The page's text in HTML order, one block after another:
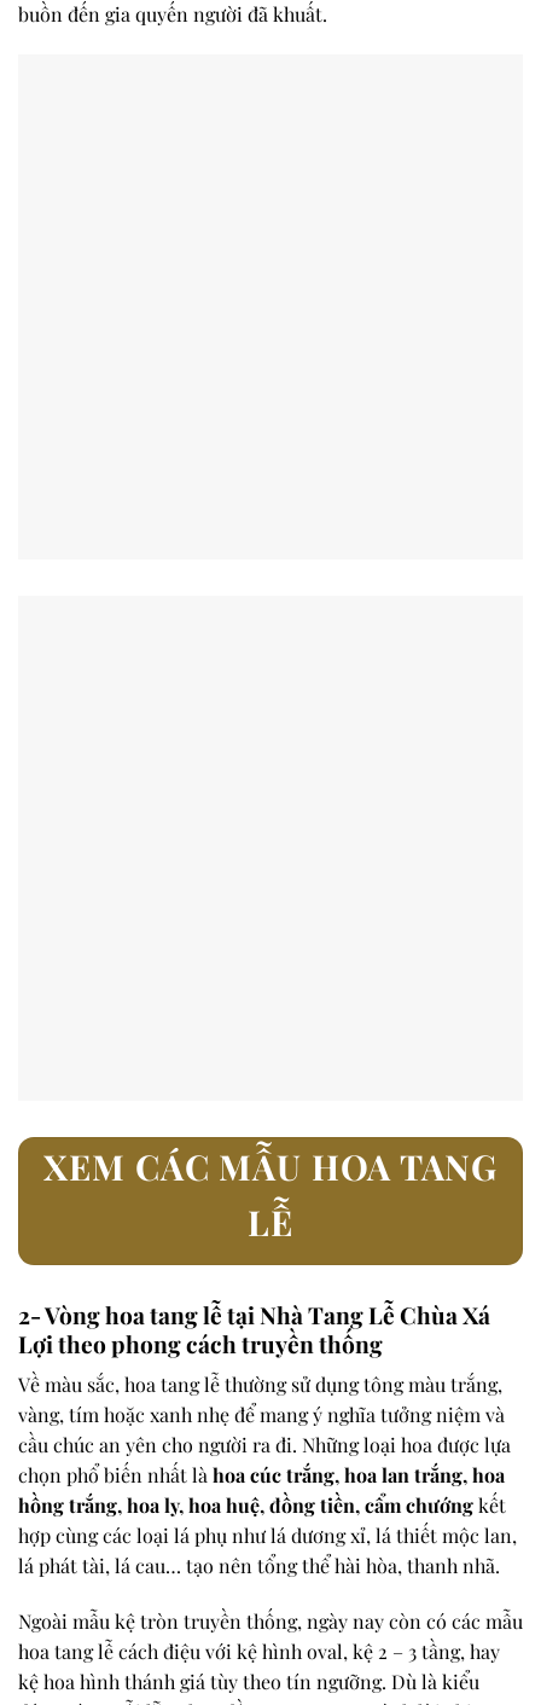
buồn đến gia quyến người đã khuất.
XEM CÁC MẪU HOA TANG
LỄ
2- Vòng hoa tang lễ tại Nhà Tang Lễ Chùa Xá
Lợi theo phong cách truyền thống
Về màu sắc, hoa tang lễ thường sử dụng tông màu trắng,
vàng, tím hoặc xanh nhẹ để mang ý nghĩa tưởng niệm và
cầu chúc an yên cho người ra đi. Những loại hoa được lựa
chọn phổ biến nhất làhoa cúc trắng, hoa lan trắng, hoa
hồng trắng, hoa ly, hoa huệ, đồng tiền, cẩm chướngkết
hợp cùng các loại lá phụ như lá dương xỉ, lá thiết mộc lan,
lá phát tài, lá cau… tạo nên tổng thể hài hòa, thanh nhã.
Ngoài mẫu kệ tròn truyền thống, ngày nay còn có các mẫu
hoa tang lễ cách điệu với kệ hình oval, kệ 2 – 3 tầng, hay
kệ hoa hình thánh giá tùy theo tín ngưỡng. Dù là kiểu